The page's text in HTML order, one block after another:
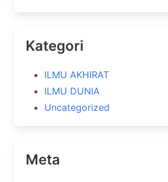
Kategori
ILMU AKHIRAT
ILMU DUNIA
Uncategorized
Meta